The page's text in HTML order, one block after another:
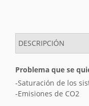
DESCRIPCIÓN
Problema que se
-Saturación de los
-Emisiones de CO2